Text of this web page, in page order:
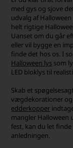
med gys og sjove
udvalg af
helt rigtige
Uanset om du går
eller vil bygge en
finde det hos os. I
Halloween lys som
LED bloklys til
Skab et
vægdekorationer og
edderkopper
mangler Halloween
fest, kan du let
anledningen.